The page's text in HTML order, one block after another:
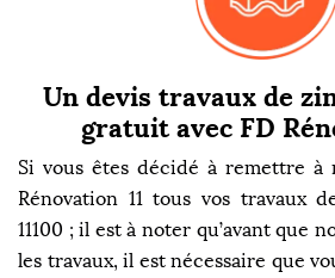
Un devis travaux de
gratuit avec FD
Si vous êtes décidé à remettre à
Rénovation 11 tous vos travaux
11100 ; il est à noter qu’avant que
les travaux, il est nécessaire que